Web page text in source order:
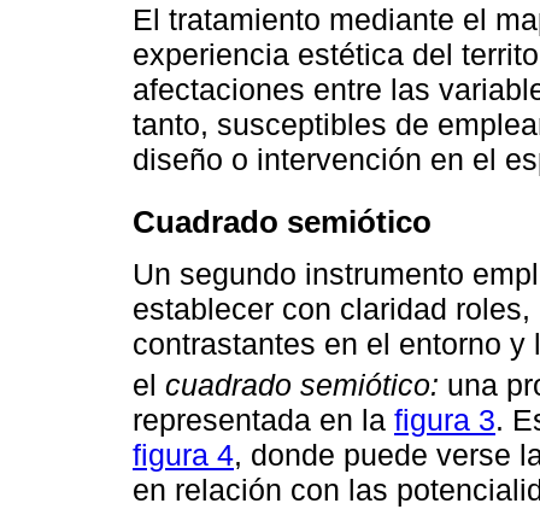
El tratamiento mediante el
experiencia estética del
afectaciones entre las
tanto, susceptibles de
diseño o intervención en el
Cuadrado semiótico
Un segundo instrumento
establecer con claridad
contrastantes en el entorno
el cuadrado semiótico: una
representada en la figura 3.
figura 4, donde puede verse
en relación con las